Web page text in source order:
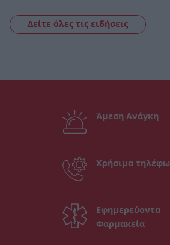
Δείτε όλες τις ειδήσεις
Άμεση Ανάγκη
Χρήσιμα
Εφημερεύοντα
Φαρμακεία